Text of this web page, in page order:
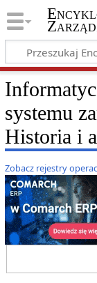
systemu
Historia i
Zobacz rejestry